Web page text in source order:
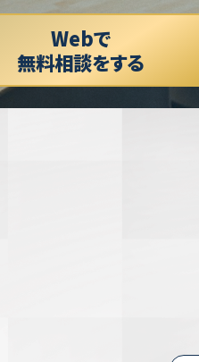
Webで
無料相談をする